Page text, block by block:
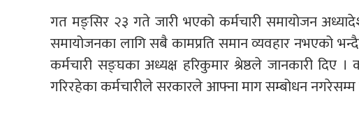
गत मङ्सिर २३ गते जारी भएको कर्मचारी समायोजन
समायोजनका लागि सबै कामप्रति समान व्यवहार नभएको
कर्मचारी सङ्घका अध्यक्ष हरिकुमार श्रेष्ठले जानकारी दिए
गरिरहेका कर्मचारीले सरकारले आफ्ना माग सम्बोधन